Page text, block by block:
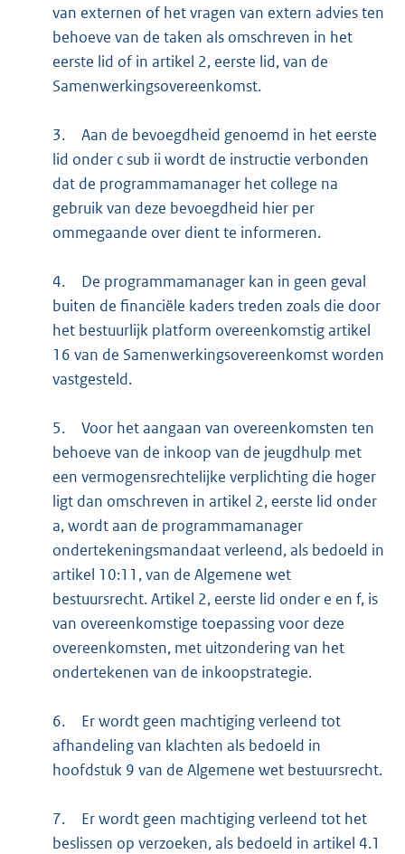
van externen of het vragen van extern advies ten
behoeve van de taken als omschreven in het
eerste lid of in artikel 2, eerste lid, van de
Samenwerkingsovereenkomst.
3.
Aan de bevoegdheid genoemd in het eerste
lid onder c sub ii wordt de instructie verbonden
dat de programmamanager het college na
gebruik van deze bevoegdheid hier per
ommegaande over dient te informeren.
4.
De programmamanager kan in geen geval
buiten de financiële kaders treden zoals die door
het bestuurlijk platform overeenkomstig artikel
16 van de Samenwerkingsovereenkomst worden
vastgesteld.
5.
Voor het aangaan van overeenkomsten ten
behoeve van de inkoop van de jeugdhulp met
een vermogensrechtelijke verplichting die hoger
ligt dan omschreven in artikel 2, eerste lid onder
a, wordt aan de programmamanager
ondertekeningsmandaat verleend, als bedoeld in
artikel 10:11, van de Algemene wet
bestuursrecht. Artikel 2, eerste lid onder e en f, is
van overeenkomstige toepassing voor deze
overeenkomsten, met uitzondering van het
ondertekenen van de inkoopstrategie.
6.
Er wordt geen machtiging verleend tot
afhandeling van klachten als bedoeld in
hoofdstuk 9 van de Algemene wet bestuursrecht.
7.
Er wordt geen machtiging verleend tot het
beslissen op verzoeken, als bedoeld in artikel 4.1